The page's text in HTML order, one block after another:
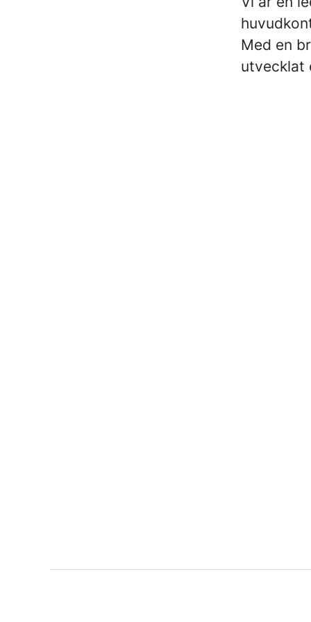
Med en
utvecklat